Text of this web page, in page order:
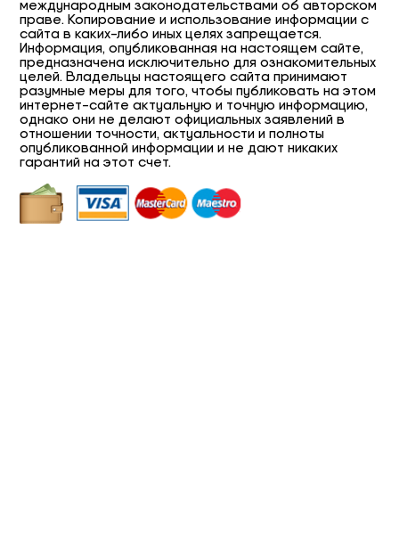
международным законодательствами об авторском
праве. Копирование и использование информации с
сайта в каких-либо иных целях запрещается.
Информация, опубликованная на настоящем сайте,
предназначена исключительно для ознакомительных
целей. Владельцы настоящего сайта принимают
разумные меры для того, чтобы публиковать на этом
интернет-сайте актуальную и точную информацию,
однако они не делают официальных заявлений в
отношении точности, актуальности и полноты
опубликованной информации и не дают никаких
гарантий на этот счет.